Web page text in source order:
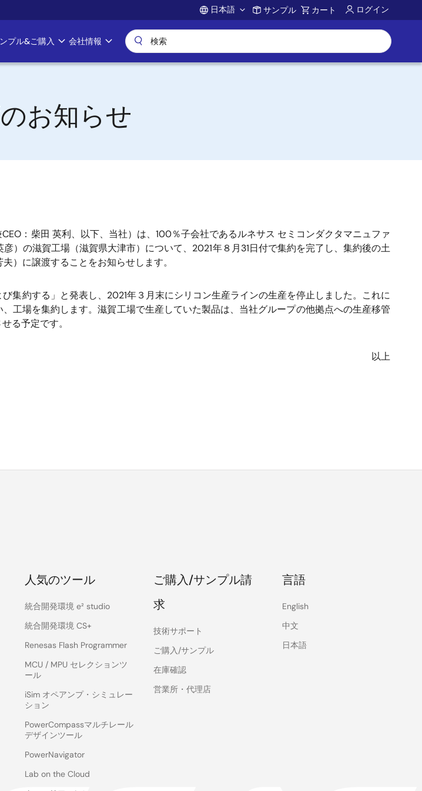
Account
日本語 サンプル カート ログイン
プル&ご購入 会社情報
お知らせ
：柴田 英利、以下、当社）は、100％子会社であるルネサス セミコンダクタマニュファ
）の滋賀工場（滋賀県大津市）について、2021年８月31日付で集約を完了し、集約後の土
）に譲渡することをお知らせします。
集約する」と発表し、2021年３月末にシリコン生産ラインの生産を停止しました。これに
工場を集約します。滋賀工場で生産していた製品は、当社グループの他拠点への生産移管
る予定です。
以上
人気のツール
統合開発環境 e² studio
統合開発環境 CS+
Renesas Flash Programmer
MCU / MPU セレクションツ
ール
iSim オペアンプ・シミュレー
ション
PowerCompassマルチレール
デザインツール
PowerNavigator
Lab on the Cloud
ご購入/サンプル請
求
技術サポート
ご購入/サンプル
在庫確認
営業所・代理店
言語
English
中文
日本語